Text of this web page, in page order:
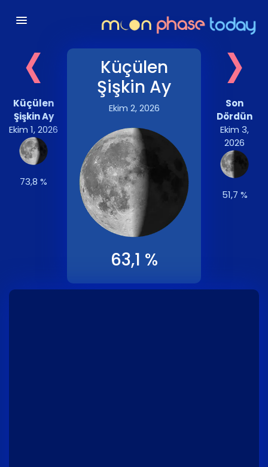
‹
Küçülen
Şişkin Ay
Ekim 1, 2026
73,8 %
Küçülen
Şişkin Ay
Ekim 2, 2026
63,1 %
›
Son
Dördün
Ekim 3,
2026
51,7 %